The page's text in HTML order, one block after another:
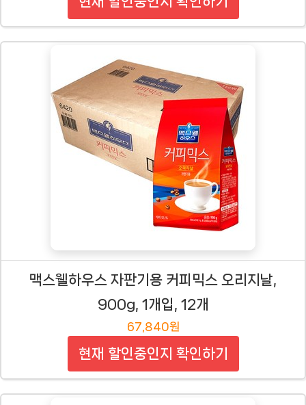
맥스웰하우스 자판기용 커피믹스 오리지날,
900g, 1개입, 12개
67,840원
현재 할인중인지 확인하기